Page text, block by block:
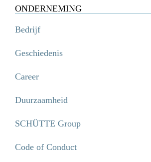
ONDERNEMING
Bedrijf
Geschiedenis
Career
Duurzaamheid
SCHÜTTE Group
Code of Conduct